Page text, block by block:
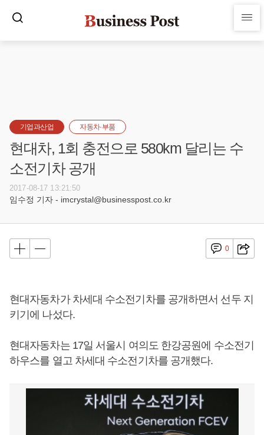
기업과산업 자동차·부품
현대차, 1회 충전으로 580km 달리는 수
소전기차 공개
2017-08-17 13:21:50
임수정 기자 - imcrystal@businesspost.co.kr
0
현대자동차가 차세대 수소전기차를 공개하면서 선두 지
키기에 나섰다.
현대자동차는 17일 서울시 여의도 한강공원에 수소전기
하우스를 열고 차세대 수소전기차를 공개했다.